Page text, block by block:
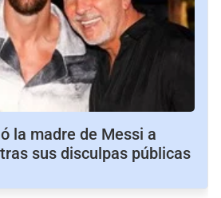
la madre de Messi a
sus disculpas públicas